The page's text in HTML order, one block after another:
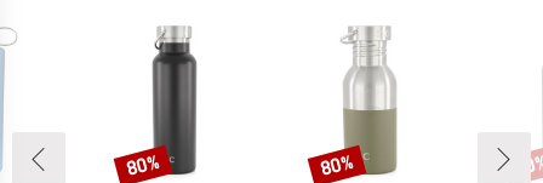
Alennus
80% Alennus
80%